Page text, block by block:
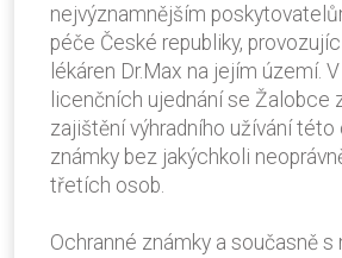
nejvýznamnějším
péče České republiky,
lékáren Dr.Max na jejím území.
licenčních ujednání se Žalobce
zajištění výhradního užívání této
známky bez jakýchkoli
třetích osob.
Ochranné známky a současně